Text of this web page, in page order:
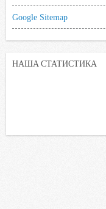
Google Sitemap
НАША СТАТИСТИКА